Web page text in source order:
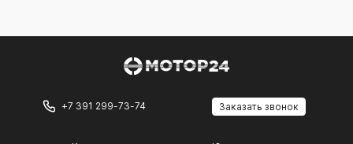
+7 391 299-73-74 Заказать звонок